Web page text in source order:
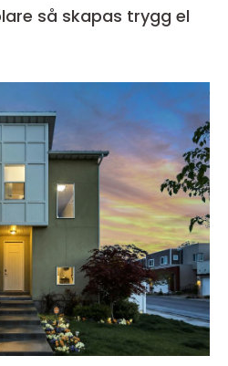
el